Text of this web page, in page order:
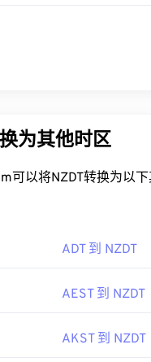
为其他时区
可以将NZDT转换为以
ADT 到 NZDT
AEST 到 NZDT
AKST 到 NZDT